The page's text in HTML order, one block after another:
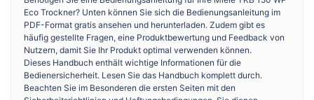
Eco Trockner? Unten können Sie sich die Bedienungsanleitung im
PDF-Format gratis ansehen und herunterladen. Zudem gibt es
häufig gestellte Fragen, eine Produktbewertung und Feedback von
Nutzern, damit Sie Ihr Produkt optimal verwenden können.
Dieses Handbuch enthält wichtige Informationen für die
Bedienersicherheit. Lesen Sie das Handbuch komplett durch.
Beachten Sie im Besonderen die ersten Seiten mit den